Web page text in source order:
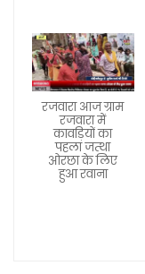
रजवारा आज ग्राम
रजवारा में
कावड़ियों का
पहला जत्था
ओरछा के लिए
हुआ रवाना